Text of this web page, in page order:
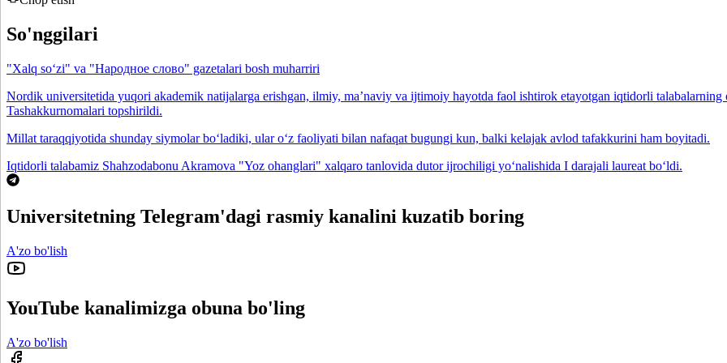
So'nggilari
"Xalq so‘zi" va "Народное слово" gazetalari bosh muharriri
Nordik universitetida yuqori akademik natijalarga erishgan, ilmiy, maʼnaviy va ijtimoiy hayotda faol ishtirok etayotgan iqtidorli
Tashakkurnomalari topshirildi.
Millat taraqqiyotida shunday siymolar bo‘ladiki, ular o‘z faoliyati bilan nafaqat bugungi kun, balki kelajak avlod tafakkurini ham boyitadi.
Iqtidorli talabamiz Shahzodabonu Akramova "Yoz ohanglari" xalqaro tanlovida dutor ijrochiligi yo‘nalishida I darajali laureat bo‘ldi.
Universitetning Telegram'dagi rasmiy kanalini kuzatib boring
A'zo bo'lish
YouTube kanalimizga obuna bo'ling
A'zo bo'lish